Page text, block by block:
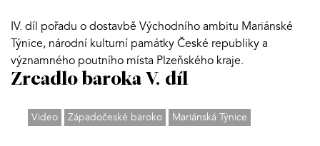
IV. díl pořadu o dostavbě Východního ambitu Mariánské
Týnice, národní kulturní památky České republiky a
významného poutního místa Plzeňského kraje.
Zrcadlo baroka V. díl
Video Západočeské baroko Mariánská Týnice